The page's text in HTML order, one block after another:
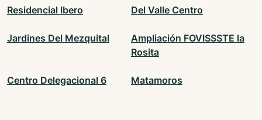
Residencial Ibero Del Valle Centro
Jardines Del Mezquital
Ampliación FOVISSSTE la
Rosita
Centro Delegacional 6 Matamoros